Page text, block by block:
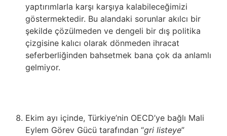
yaptırımlarla karşı karşıya kalabileceğimizi
göstermektedir. Bu alandaki sorunlar akılcı bir
şekilde çözülmeden ve dengeli bir dış politika
çizgisine kalıcı olarak dönmeden ihracat
seferberliğinden bahsetmek bana çok da anlamlı
gelmiyor.
Ekim ayı içinde, Türkiye’nin OECD’ye bağlı Mali
Eylem Görev Gücü tarafından “gri listeye”